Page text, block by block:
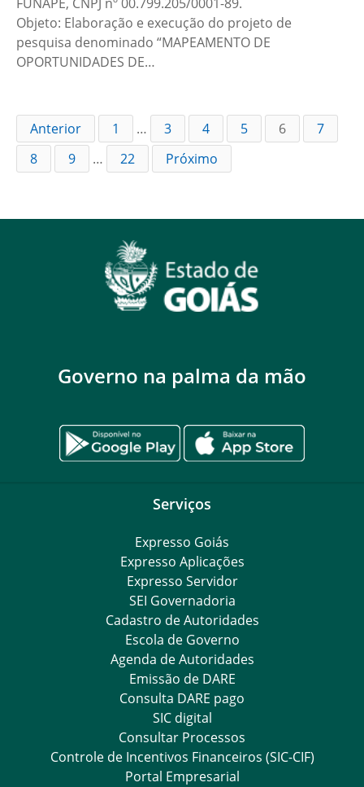
Objeto: Elaboração e execução do projeto de
pesquisa denominado “MAPEAMENTO DE
OPORTUNIDADES DE…
Anterior 1 … 3 4 5 6
7
8
9 … 22 Próximo
Governo na palma da mão
Serviços
Expresso Goiás
Expresso Aplicações
Expresso Servidor
SEI Governadoria
Cadastro de Autoridades
Escola de Governo
Agenda de Autoridades
Emissão de DARE
Consulta DARE pago
SIC digital
Consultar Processos
Controle de Incentivos Financeiros (SIC-CIF)
Portal Empresarial